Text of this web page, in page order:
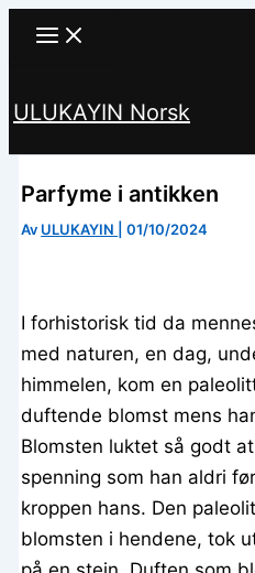
Hopp
ULUKAYIN Norsk
Parfyme i antikken
Av ULUKAYIN |01/10/2024
I forhistorisk tid da
med naturen, en dag,
himmelen, kom en
duftende blomst mens
Blomsten luktet så godt
spenning som han aldri
kroppen hans. Den
blomsten i hendene, tok